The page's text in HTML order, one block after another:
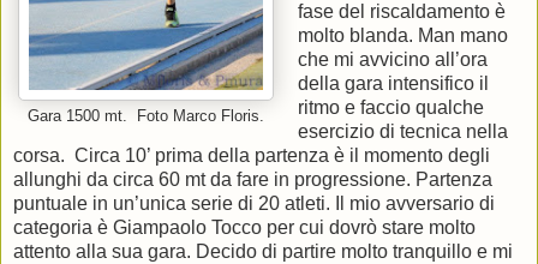
Gara 1500 mt. Foto Marco Floris.
fase del riscaldamento è
molto blanda. Man mano
che mi avvicino all’ora
della gara intensifico il
ritmo e faccio qualche
esercizio di tecnica nella
corsa. Circa 10’ prima della partenza è il momento degli
allunghi da circa 60 mt da fare in progressione. Partenza
puntuale in un’unica serie di 20 atleti. Il mio avversario di
categoria è Giampaolo Tocco per cui dovrò stare molto
attento alla sua gara. Decido di partire molto tranquillo e mi